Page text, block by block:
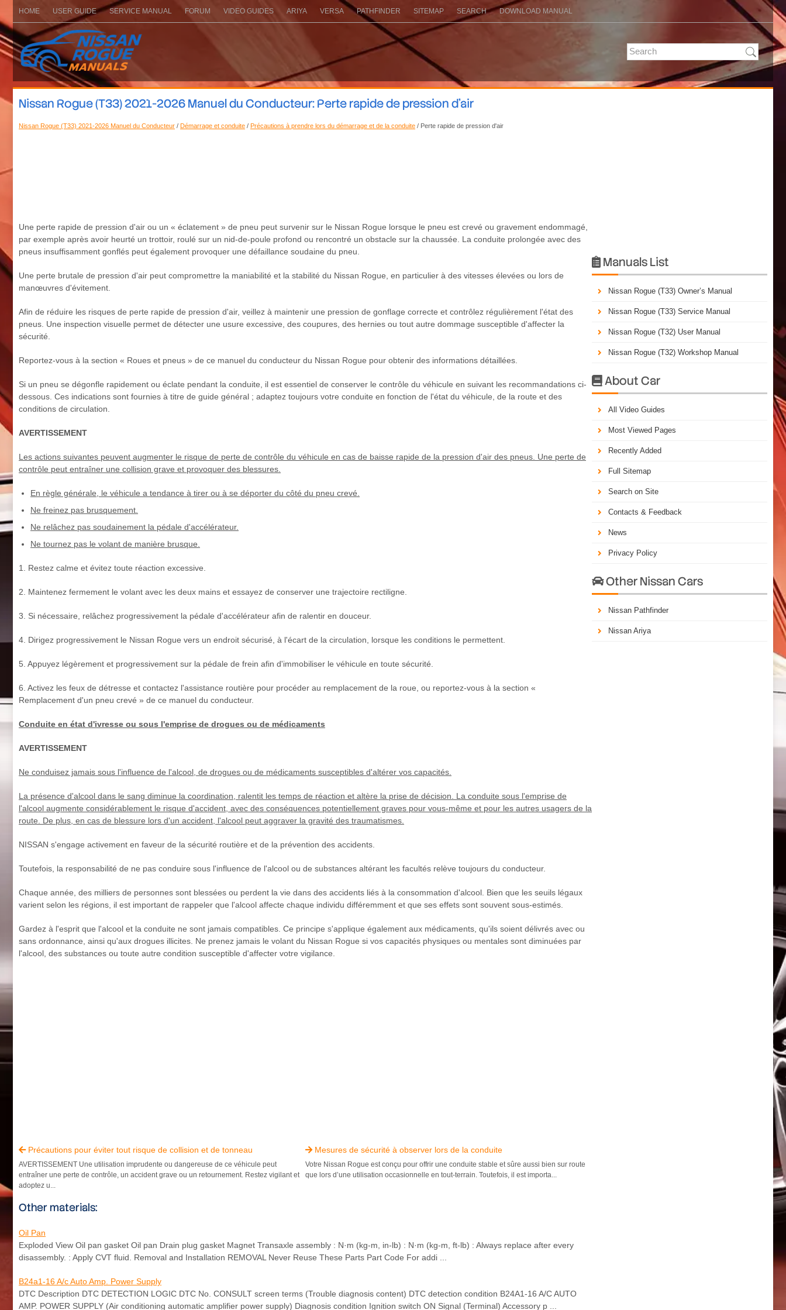
HOME USER GUIDE SERVICE MANUAL FORUM VIDEO GUIDES ARIYA VERSA PATHFINDER SITEMAP SEARCH DOWNLOAD MANUAL
Nissan Rogue (T33) 2021-2026 Manuel du Conducteur: Perte rapide de pression d'air
Nissan Rogue (T33) 2021-2026 Manuel du Conducteur / Démarrage et conduite / Précautions à prendre lors du démarrage et de la conduite / Perte rapide de pression d'air
Une perte rapide de pression d'air ou un « éclatement » de pneu peut survenir sur le Nissan Rogue lorsque le pneu est crevé ou gravement endommagé,
par exemple après avoir heurté un trottoir, roulé sur un nid-de-poule profond ou rencontré un obstacle sur la chaussée. La conduite prolongée avec des
pneus insuffisamment gonflés peut également provoquer une défaillance soudaine du pneu.
Une perte brutale de pression d'air peut compromettre la maniabilité et la stabilité du Nissan Rogue, en particulier à des vitesses élevées ou lors de
manœuvres d'évitement.
Afin de réduire les risques de perte rapide de pression d'air, veillez à maintenir une pression de gonflage correcte et contrôlez régulièrement l'état des
pneus. Une inspection visuelle permet de détecter une usure excessive, des coupures, des hernies ou tout autre dommage susceptible d'affecter la
sécurité.
Reportez-vous à la section « Roues et pneus » de ce manuel du conducteur du Nissan Rogue pour obtenir des informations détaillées.
Si un pneu se dégonfle rapidement ou éclate pendant la conduite, il est essentiel de conserver le contrôle du véhicule en suivant les recommandations ci-
dessous. Ces indications sont fournies à titre de guide général ; adaptez toujours votre conduite en fonction de l'état du véhicule, de la route et des
conditions de circulation.
AVERTISSEMENT
Les actions suivantes peuvent augmenter le risque de perte de contrôle du véhicule en cas de baisse rapide de la pression d'air des pneus. Une perte de
contrôle peut entraîner une collision grave et provoquer des blessures.
En règle générale, le véhicule a tendance à tirer ou à se déporter du côté du pneu crevé.
Ne freinez pas brusquement.
Ne relâchez pas soudainement la pédale d'accélérateur.
Ne tournez pas le volant de manière brusque.
1. Restez calme et évitez toute réaction excessive.
2. Maintenez fermement le volant avec les deux mains et essayez de conserver une trajectoire rectiligne.
3. Si nécessaire, relâchez progressivement la pédale d'accélérateur afin de ralentir en douceur.
4. Dirigez progressivement le Nissan Rogue vers un endroit sécurisé, à l'écart de la circulation, lorsque les conditions le permettent.
5. Appuyez légèrement et progressivement sur la pédale de frein afin d'immobiliser le véhicule en toute sécurité.
6. Activez les feux de détresse et contactez l'assistance routière pour procéder au remplacement de la roue, ou reportez-vous à la section «
Remplacement d'un pneu crevé » de ce manuel du conducteur.
Conduite en état d'ivresse ou sous l'emprise de drogues ou de médicaments
AVERTISSEMENT
Ne conduisez jamais sous l'influence de l'alcool, de drogues ou de médicaments susceptibles d'altérer vos capacités.
La présence d'alcool dans le sang diminue la coordination, ralentit les temps de réaction et altère la prise de décision. La conduite sous l'emprise de
l'alcool augmente considérablement le risque d'accident, avec des conséquences potentiellement graves pour vous-même et pour les autres usagers de la
route. De plus, en cas de blessure lors d'un accident, l'alcool peut aggraver la gravité des traumatismes.
NISSAN s'engage activement en faveur de la sécurité routière et de la prévention des accidents.
Toutefois, la responsabilité de ne pas conduire sous l'influence de l'alcool ou de substances altérant les facultés relève toujours du conducteur.
Chaque année, des milliers de personnes sont blessées ou perdent la vie dans des accidents liés à la consommation d'alcool. Bien que les seuils légaux
varient selon les régions, il est important de rappeler que l'alcool affecte chaque individu différemment et que ses effets sont souvent sous-estimés.
Gardez à l'esprit que l'alcool et la conduite ne sont jamais compatibles. Ce principe s'applique également aux médicaments, qu'ils soient délivrés avec ou
sans ordonnance, ainsi qu'aux drogues illicites. Ne prenez jamais le volant du Nissan Rogue si vos capacités physiques ou mentales sont diminuées par
l'alcool, des substances ou toute autre condition susceptible d'affecter votre vigilance.
Précautions pour éviter tout risque de collision et de tonneau
AVERTISSEMENT Une utilisation imprudente ou dangereuse de ce véhicule peut
entraîner une perte de contrôle, un accident grave ou un retournement. Restez vigilant et
adoptez u...
 Mesures de sécurité à observer lors de la conduite
Votre Nissan Rogue est conçu pour offrir une conduite stable et sûre aussi bien sur route
que lors d’une utilisation occasionnelle en tout-terrain. Toutefois, il est importa...
Other materials:
Oil Pan
Exploded View Oil pan gasket Oil pan Drain plug gasket Magnet Transaxle assembly : N·m (kg-m, in-lb) : N·m (kg-m, ft-lb) : Always replace after every
disassembly. : Apply CVT fluid. Removal and Installation REMOVAL Never Reuse These Parts Part Code For addi ...
B24a1-16 A/c Auto Amp. Power Supply
DTC Description DTC DETECTION LOGIC DTC No. CONSULT screen terms (Trouble diagnosis content) DTC detection condition B24A1-16 A/C AUTO
AMP. POWER SUPPLY (Air conditioning automatic amplifier power supply) Diagnosis condition Ignition switch ON Signal (Terminal) Accessory p ...
 Manuals List
Nissan Rogue (T33) Owner’s Manual
Nissan Rogue (T33) Service Manual
Nissan Rogue (T32) User Manual
Nissan Rogue (T32) Workshop Manual
About Car
All Video Guides
Most Viewed Pages
Recently Added
Full Sitemap
Search on Site
Contacts & Feedback
News
Privacy Policy
Other Nissan Cars
Nissan Pathfinder
Nissan Ariya